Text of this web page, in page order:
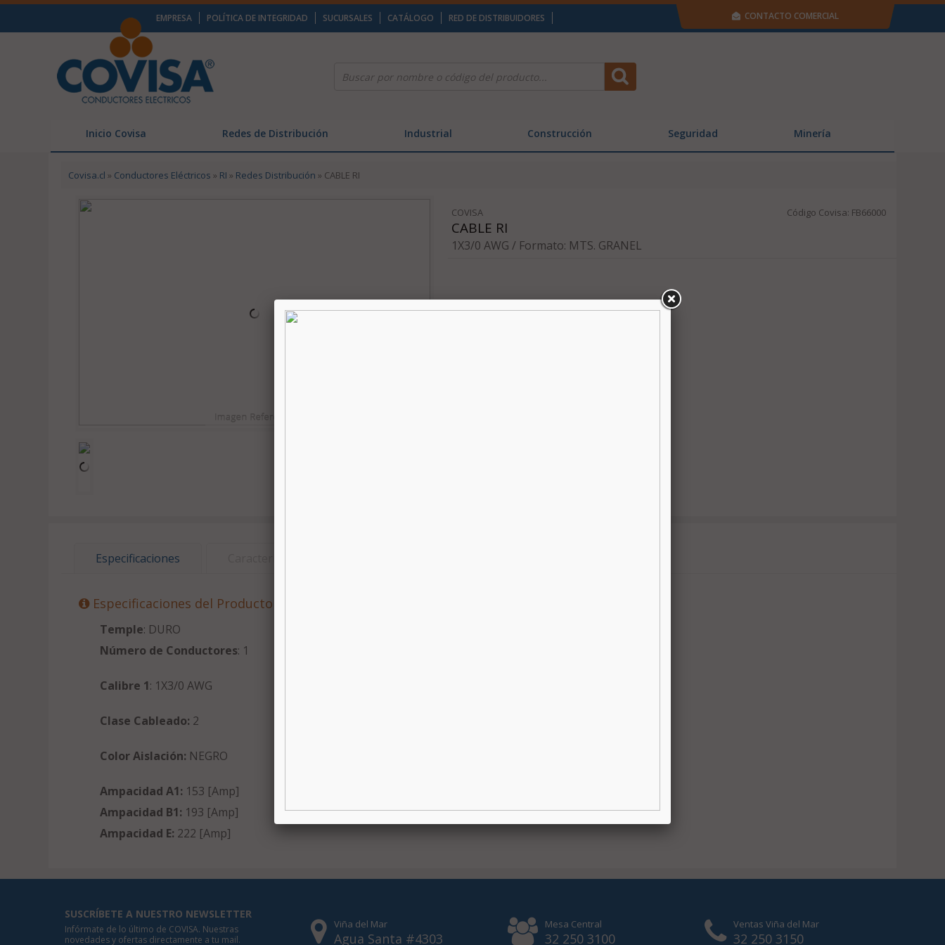
EMPRESA POLÍTICA DE INTEGRIDAD SUCURSALES CATÁLOGO RED DE DISTRIBUIDORES CONTACTO COMERCIAL
Inicio Covisa Redes de Distribución Industrial Construcción Seguridad Minería
Covisa.cl » Conductores Eléctricos » RI » Redes Distribución » CABLE RI
COVISA Código Covisa: FB66000
CABLE RI
1X3/0 AWG / Formato: MTS. GRANEL
Especificaciones
Especificaciones del Producto
Temple: DURO
Número de Conductores: 1
Calibre 1: 1X3/0 AWG
Clase Cableado: 2
Color Aislación: NEGRO
Ampacidad A1: 153 [Amp]
Ampacidad B1: 193 [Amp]
Ampacidad E: 222 [Amp]
SUSCRÍBETE A NUESTRO NEWSLETTER
Infórmate de lo último de COVISA. Nuestras
novedades y ofertas directamente a tu mail.
Viña del Mar
Agua Santa #4303
Mesa Central
32 250 3100
Ventas Viña del Mar
32 250 3150